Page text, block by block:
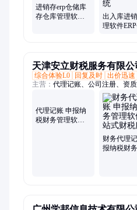
进销存erp仓储库
存仓库管理软件
出入库进
理软件
天津安立财税服务有限公
综合体验L0
回复及时 出价迅速
主营： 代理记账、公司注册、资
注册变更、税筹、公司注销、法
址变更、经营范围变更、资质变
服务好的记账公司、北京记账公
代理记账 申报纳
税财务管理软件
财务代理
报纳税财